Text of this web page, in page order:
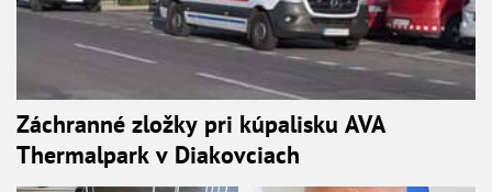
Záchranné zložky pri kúpalisku AVA
Thermalpark v Diakovciach